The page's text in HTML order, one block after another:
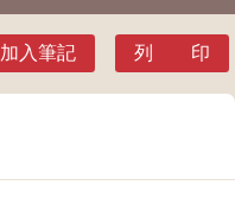
加入筆記 列 印